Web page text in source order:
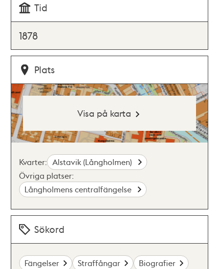
Tid
1878
Plats
Visa på karta
Kvarter: Alstavik (Långholmen)
Övriga platser:
Långholmens centralfängelse
Sökord
Fängelser Straffångar
Biografier